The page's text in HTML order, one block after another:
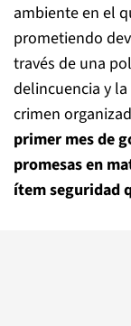
ambiente en el
prometiendo
través de una
delincuencia y
crimen
primer mes de
promesas en
ítem seguridad